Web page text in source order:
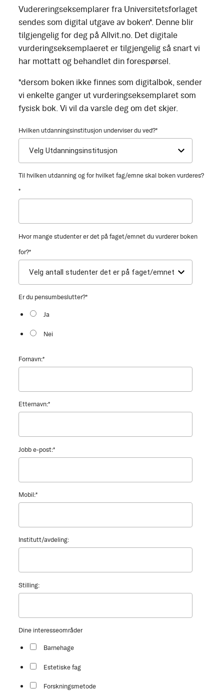
Vudereringseksemplarer fra Universitetsforlaget
sendes som digital utgave av boken*. Denne blir
tilgjengelig for deg på Allvit.no. Det digitale
vurderingseksemplaeret er tilgjengelig så snart vi
har mottatt og behandlet din forespørsel.
*dersom boken ikke finnes som digitalbok, sender
vi enkelte ganger ut vurderingseksemplaret som
fysisk bok. Vi vil da varsle deg om det skjer.
Hvilken utdanningsinstitusjon underviser du ved?*
Til hvilken utdanning og for hvilket fag/emne skal boken vurderes?
*
Hvor mange studenter er det på faget/emnet du vurderer boken
for?*
Er du pensumbeslutter?*
Ja
Nei
Fornavn:*
Etternavn:*
Jobb e-post:*
Mobil:*
Institutt/avdeling:
Stilling:
Dine interesseområder
Barnehage
Estetiske fag
Forskningsmetode